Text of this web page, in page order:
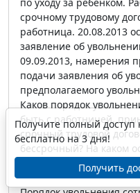
по уходу за ребенком.
срочному трудовому
работница. 20.08.2013
заявление об
09.09.2013, намерения
подачи заявления об
предполагаемого
Каков порядок
быть с работницей,
срочный трудовой
бессрочный? На каком
Получите полный доступ
бесплатно на 3 дня!
Получить